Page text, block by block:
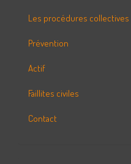
Les procédures collectives
Prévention
Actif
Faillites civiles
Contact